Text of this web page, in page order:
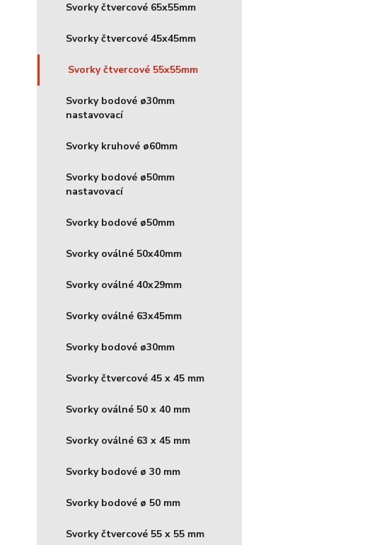
Svorky čtvercové 65x55mm
Svorky čtvercové 45x45mm
Svorky čtvercové 55x55mm
Svorky bodové ø30mm
nastavovací
Svorky kruhové ø60mm
Svorky bodové ø50mm
nastavovací
Svorky bodové ø50mm
Svorky oválné 50x40mm
Svorky oválné 40x29mm
Svorky oválné 63x45mm
Svorky bodové ø30mm
Svorky čtvercové 45 x 45 mm
Svorky oválné 50 x 40 mm
Svorky oválné 63 x 45 mm
Svorky bodové ø 30 mm
Svorky bodové ø 50 mm
Svorky čtvercové 55 x 55 mm